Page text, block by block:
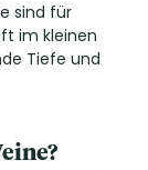
sind für
im kleinen
Tiefe und